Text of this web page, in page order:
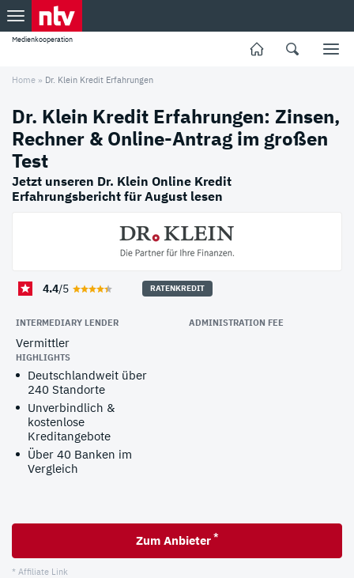
Medienkooperation
Home » Dr. Klein Kredit Erfahrungen
Dr. Klein Kredit Erfahrungen: Zinsen,
Rechner & Online-Antrag im großen
Test
Jetzt unseren Dr. Klein Online Kredit
Erfahrungsbericht für August lesen
RATENKREDIT
4.4/5
INTERMEDIARY LENDER
Vermittler
ADMINISTRATION FEE
HIGHLIGHTS
Deutschlandweit über
240 Standorte
Unverbindlich &
kostenlose
Kreditangebote
Über 40 Banken im
Vergleich
Zum Anbieter *
* Affiliate Link